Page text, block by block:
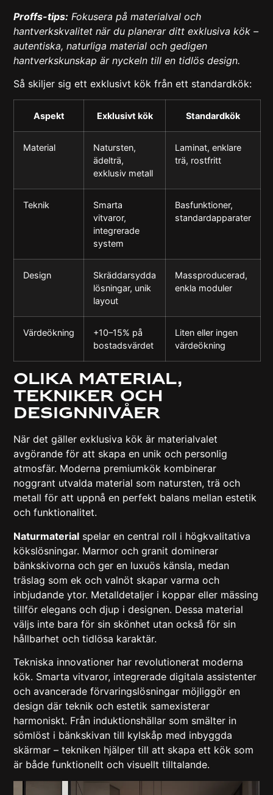
Proffs-tips: Fokusera på materialval och
hantverkskvalitet när du planerar ditt exklusiva kök –
autentiska, naturliga material och gedigen
hantverkskunskap är nyckeln till en tidlös design.
Så skiljer sig ett exklusivt kök från ett standardkök:
Aspekt Exklusivt kök Standardkök
Material
Natursten,
ädelträ,
exklusiv metall
Laminat, enklare
trä, rostfritt
Teknik
Smarta
vitvaror,
integrerade
system
Basfunktioner,
standardapparater
Design
Skräddarsydda
lösningar, unik
layout
Massproducerad,
enkla moduler
Värdeökning
+10–15% på
bostadsvärdet
Liten eller ingen
värdeökning
Olika material,
tekniker och
designnivåer
När det gäller exklusiva kök är materialvalet
avgörande för att skapa en unik och personlig
atmosfär. Moderna premiumkök kombinerar
noggrant utvalda material som natursten, trä och
metall för att uppnå en perfekt balans mellan estetik
och funktionalitet.
Naturmaterial spelar en central roll i högkvalitativa
kökslösningar. Marmor och granit dominerar
bänkskivorna och ger en luxuös känsla, medan
träslag som ek och valnöt skapar varma och
inbjudande ytor. Metalldetaljer i koppar eller mässing
tillför elegans och djup i designen. Dessa material
väljs inte bara för sin skönhet utan också för sin
hållbarhet och tidlösa karaktär.
Tekniska innovationer har revolutionerat moderna
kök. Smarta vitvaror, integrerade digitala assistenter
och avancerade förvaringslösningar möjliggör en
design där teknik och estetik samexisterar
harmoniskt. Från induktionshällar som smälter in
sömlöst i bänkskivan till kylskåp med inbyggda
skärmar – tekniken hjälper till att skapa ett kök som
är både funktionellt och visuellt tilltalande.